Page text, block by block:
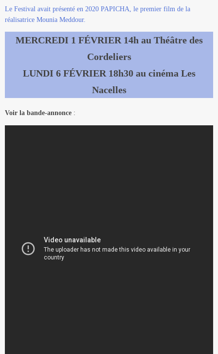
Le Festival avait présenté en 2020 PAPICHA, le premier film de la
réalisatrice Mounia Meddour.
MERCREDI 1 FÉVRIER 14h au Théâtre des
Cordeliers
LUNDI 6 FÉVRIER 18h30 au cinéma Les
Nacelles
Voir la bande-annonce :